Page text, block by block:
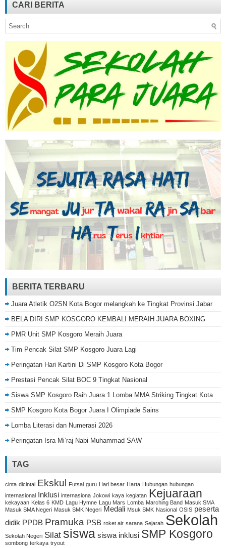
CARI BERITA
BERITA TERBARU
Juara Atletik O2SN Kota Bogor melangkah ke Tingkat Provinsi Jabar
BELA DIRI SMP KOSGORO KEMBALI MERAIH JUARA BOXING
PMR Unit SMP Kosgoro Meraih Juara
Tim Pencak Silat SMP Kosgoro Juara Lagi
Peringatan Hari Kartini Di SMP Kosgoro Kota Bogor
Prestasi Pencak Silat BOC 9 Tingkat Nasional
Siswa SMP Kosgoro Raih Juara 1 Lomba MMA Striking Tingkat Kota
SMP Kosgoro Kota Bogor Juara I Olimpiade Sains
Lomba Literasi dan Numerasi 2026
Peringatan Isra Mi’raj Nabi Muhammad SAW
TAG
cinta dicintai Ekskul Futsal guru Hari besar Harta Hubungan hubungan
internasional
Inklusi internasiona Jokowi kaya kegiatan Kejuaraan
kekayaan Kelas 6 KMD Lagu Hymne Lagu Mars Lomba Marching Band Masuk SMA
Masuk SMA Negeri Masuk SMK Negeri Medali Msuk SMK Nasional OSIS peserta
didik PPDB Pramuka PSB roket air sarana Sejarah Sekolah
Sekolah Negeri Silat siswa siswa inklusi SMP Kosgoro
sombong terkaya tryout